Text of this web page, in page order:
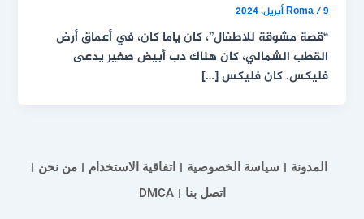
Roma/9 أبريل، 2024
“قصة مشوقة للاطفال”، كان ياما كان، في أعماق أرض
القطب الشمالي، كان هناك دب أبيض صغير يدعى
فليكس. كان فليكس […]
المدونة سياسة الخصوصية اتفاقية الاستخدام
من نحن
اتصل بنا
DMCA